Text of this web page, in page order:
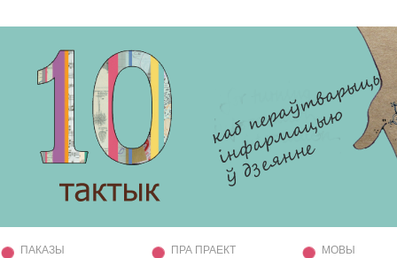
ПАКАЗЫ ПРА ПРАЕКТ МОВЫ